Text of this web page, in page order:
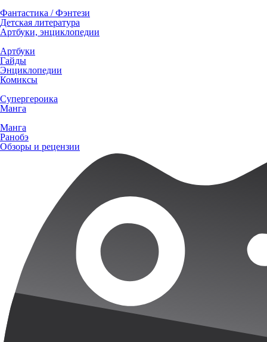
Фантастика / Фэнтези
Детская литература
Артбуки, энциклопедии
Артбуки
Гайды
Энциклопедии
Комиксы
Супергероика
Манга
Манга
Ранобэ
Обзоры и рецензии